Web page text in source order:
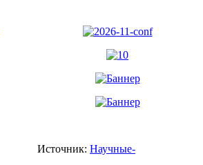
Источник: Научные-